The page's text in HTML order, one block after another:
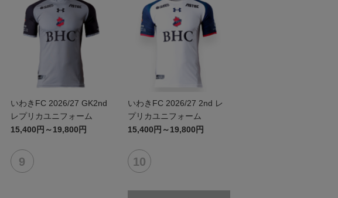
いわきFC 2026/27 GK2nd
レプリカユニフォーム
15,400円～19,800円
いわきFC 2026/27 2nd レ
プリカユニフォーム
15,400円～19,800円